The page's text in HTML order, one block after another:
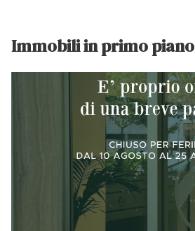
Immobili in primo piano